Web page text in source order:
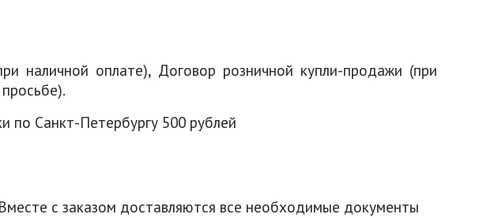
наличной оплате), Договор розничной купли-продажи (при
по Санкт-Петербургу 500 рублей
с заказом доставляются все необходимые документы